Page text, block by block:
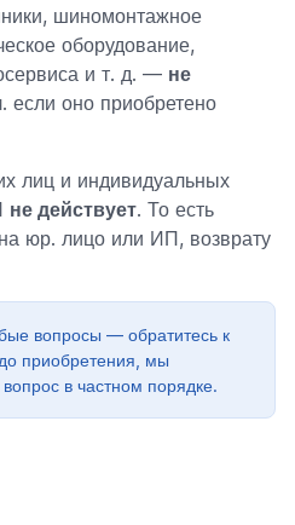
шиномонтажное
оборудование,
и т. д. — не
если оно приобретено
лиц и индивидуальных
не действует. То есть
юр. лицо или ИП, возврату
вопросы — обратитесь к
приобретения, мы
в частном порядке.